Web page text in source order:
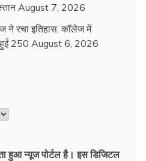
August 7, 2026
ने रचा इतिहास, कॉलेज में
250 August 6, 2026
हुआ न्‍यूज पोर्टल है। इस डिजिटल